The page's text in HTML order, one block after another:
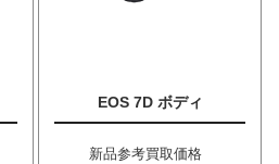
EOS 7D ボディ
新品参考買取価格